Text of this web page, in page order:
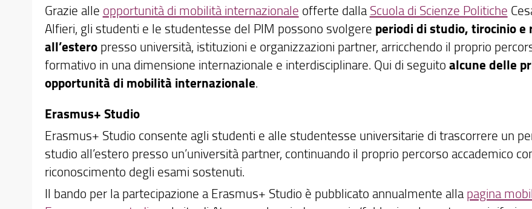
Grazie alle opportunità di mobilità internazionale offerte dalla Scuola di Scienze Politiche
Alfieri, gli studenti e le studentesse del PIM possono svolgere periodi di studio, tirocinio e
all’estero presso università, istituzioni e organizzazioni partner, arricchendo il proprio
formativo in una dimensione internazionale e interdisciplinare. Qui di seguito alcune delle
opportunità di mobilità internazionale.
Erasmus+ Studio
Erasmus+ Studio consente agli studenti e alle studentesse universitarie di trascorrere un
studio all’estero presso un’università partner, continuando il proprio percorso accademico
riconoscimento degli esami sostenuti.
Il bando per la partecipazione a Erasmus+ Studio è pubblicato annualmente allapagina